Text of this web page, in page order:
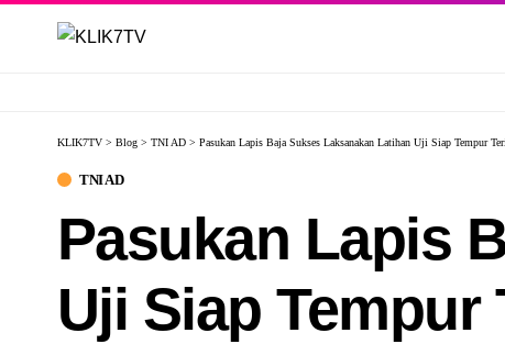
KLIK7TV > Blog > TNI AD > Pasukan Lapis Baja Sukses Laksanakan Latihan Uji Siap Tempur
TNI AD
Pasukan Lapis
Uji Siap Tempur